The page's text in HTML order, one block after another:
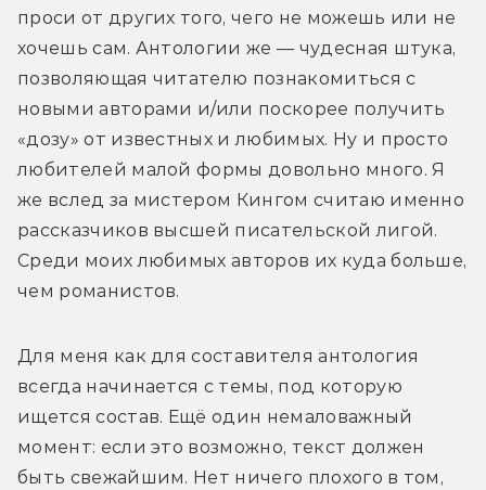
проси от других того, чего не можешь или не
хочешь сам. Антологии же — чудесная штука,
позволяющая читателю познакомиться с
новыми авторами и/или поскорее получить
«дозу» от известных и любимых. Ну и просто
любителей малой формы довольно много. Я
же вслед за мистером Кингом считаю именно
рассказчиков высшей писательской лигой.
Среди моих любимых авторов их куда больше,
чем романистов.
Для меня как для составителя антология
всегда начинается с темы, под которую
ищется состав. Ещё один немаловажный
момент: если это возможно, текст должен
быть свежайшим. Нет ничего плохого в том,